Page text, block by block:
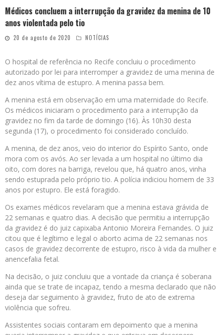
Médicos concluem a interrupção da gravidez da menina de 10
anos violentada pelo tio
20 de agosto de 2020 NOTÍCIAS
O hospital de referência no Recife concluiu o procedimento
autorizado por lei para interromper a gravidez de uma menina de
dez anos vítima de estupro. A menina passa bem.
A menina está em observação em uma maternidade do Recife.
Os médicos iniciaram o procedimento para a interrupção da
gravidez no fim da tarde de domingo (16). Às 10h30 desta
segunda (17), o procedimento foi considerado concluído.
A menina, de dez anos, veio do interior do Espírito Santo, onde
mora com os avós. Ao ser levada a um hospital no último dia
oito, com dores na barriga, revelou que, há quatro anos, vinha
sendo estuprada pelo próprio tio. A polícia indiciou homem de 33
anos por estupro. Ele está foragido.
Os exames médicos revelaram que a menina estava grávida de
22 semanas e quatro dias. A decisão que permitiu a interrupção
da gravidez é do juiz capixaba Antonio Moreira Fernandes. O juiz
citou que é legítimo e legal o aborto acima de 22 semanas nos
casos de gravidez decorrente de estupro, risco à vida da mulher e
anencefalia fetal.
Na decisão, o juiz concluiu que a vontade da criança é soberana
ainda que se trate de incapaz, tendo a mesma declarado que não
deseja dar seguimento à gravidez, fruto de ato de extrema
violência que sofreu.
Assistentes sociais contaram em depoimento que a menina